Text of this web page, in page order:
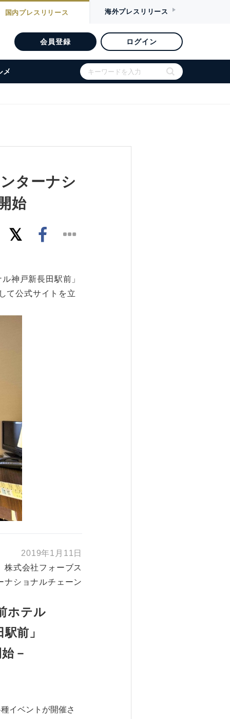
国内プレスリリース 海外プレスリリース
会員登録 ログイン
メ
ターナシ
始
神戸新長田駅前」
て公式サイトを立
2019年1月11日
株式会社フォーブス
ナショナルチェーン
ホテル
前」
－
イベントが開催さ